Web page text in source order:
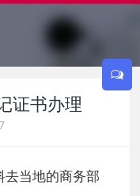
证书办理
去当地的商务部